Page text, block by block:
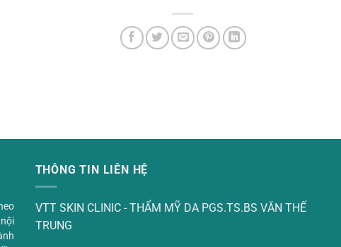
THÔNG TIN LIÊN HỆ
VTT SKIN CLINIC - THẨM MỸ DA PGS.TS.BS VĂN THẾ
TRUNG